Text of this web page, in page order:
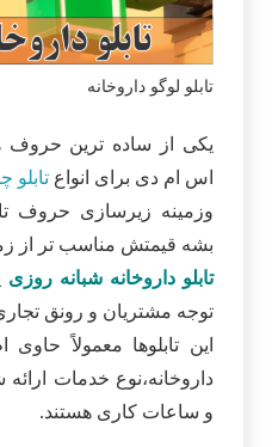
تابلو لوگو داروخانه
یکی از ساده ترین حروف
اس ام دی برای انواع تابلو
وزمینه زیرسازی حروف
بشه قیمتش مناسب تر از
تابلو داروخانه شبانه روزی
توجه مشتریان و رونق
این تابلوها معمولاً
داروخانه،نوع خدمات
و ساعات کاری هستند.